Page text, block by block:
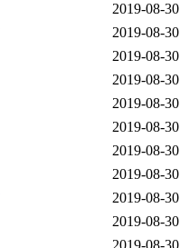
2019-08-
2019-08-
2019-08-
2019-08-
2019-08-
2019-08-
2019-08-
2019-08-
2019-08-
2019-08-